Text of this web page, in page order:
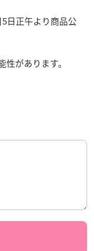
日正午より商品公
があります。